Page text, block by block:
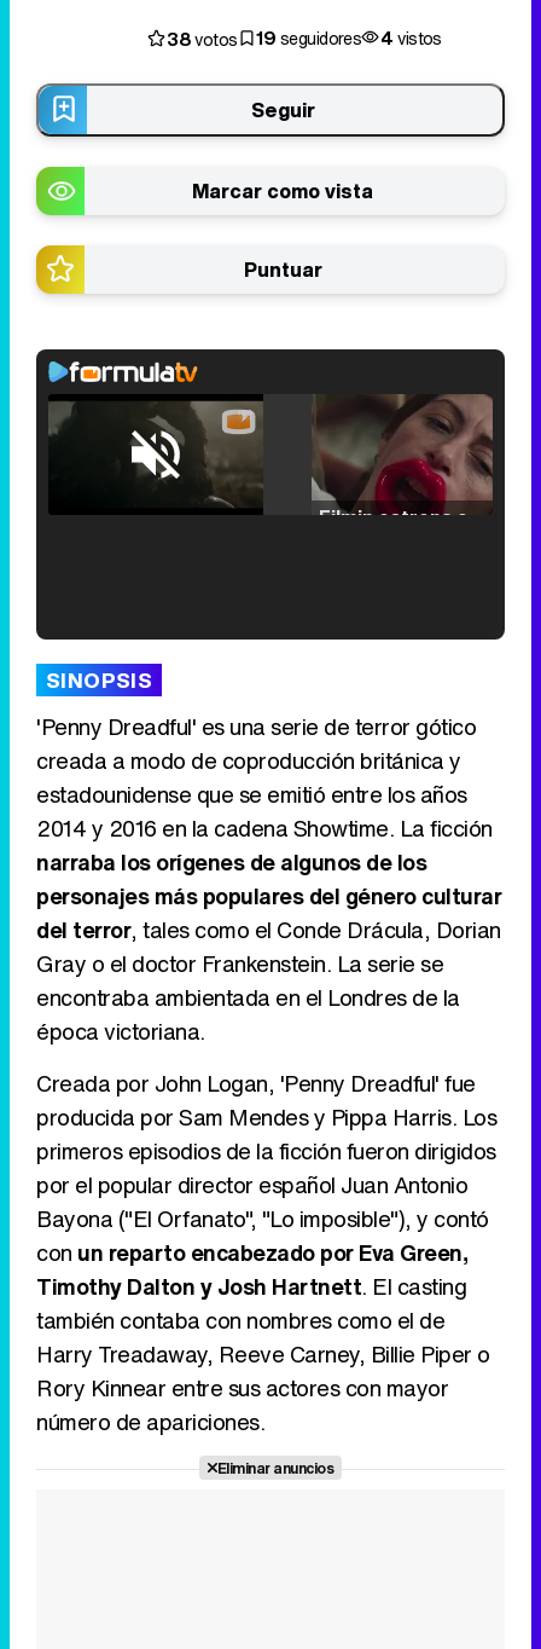
38votos 19seguidores 4vistos
Seguir
Marcar como vista
Puntuar
Unmute /
Tráiler de '33 días', la nueva serie de Atresplayer con Julián Villagrán y José Manuel Poga
Tráiler en catalán de 'Ravalear', la nueva serie de HBO Max sobre los fondos buitre
Canción ganadora de Eurovisión 2026: DARA con "Bangaranga" por Bulgaria
SINOPSIS
'Penny Dreadful' es una serie de terror gótico
creada a modo de coproducción británica y
estadounidense que se emitió entre los años
2014 y 2016 en la cadena Showtime. La ficción
narraba los orígenes de algunos de los
personajes más populares del género culturar
del terror, tales como el Conde Drácula, Dorian
Gray o el doctor Frankenstein. La serie se
encontraba ambientada en el Londres de la
época victoriana.
Creada por John Logan, 'Penny Dreadful' fue
producida por Sam Mendes y Pippa Harris. Los
primeros episodios de la ficción fueron dirigidos
por el popular director español Juan Antonio
Bayona ("El Orfanato", "Lo imposible"), y contó
con un reparto encabezado por Eva Green,
Timothy Dalton y Josh Hartnett. El casting
también contaba con nombres como el de
Harry Treadaway, Reeve Carney, Billie Piper o
Rory Kinnear entre sus actores con mayor
número de apariciones.
Eliminar anuncios